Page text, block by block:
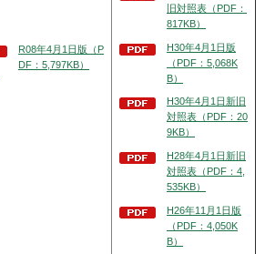
R08年4月1日版（P
DF：5,797KB）
旧対照表（PDF：
817KB）
H30年4月1日版
（PDF：5,068K
B）
H30年4月1日新旧
対照表（PDF：20
9KB）
H28年4月1日新旧
対照表（PDF：4,
535KB）
H26年11月1日版
（PDF：4,050K
B）